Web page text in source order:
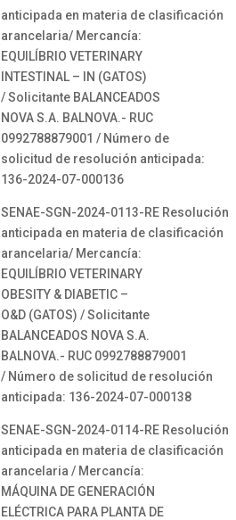
anticipada en materia de clasificación
arancelaria/ Mercancía:
EQUILÍBRIO VETERINARY
INTESTINAL – IN (GATOS)
/ Solicitante BALANCEADOS
NOVA S.A. BALNOVA.- RUC
0992788879001 / Número de
solicitud de resolución anticipada:
136-2024-07-000136
SENAE-SGN-2024-0113-RE Resolución
anticipada en materia de clasificación
arancelaria/ Mercancía:
EQUILÍBRIO VETERINARY
OBESITY & DIABETIC –
O&D (GATOS) / Solicitante
BALANCEADOS NOVA S.A.
BALNOVA.- RUC 0992788879001
/ Número de solicitud de resolución
anticipada: 136-2024-07-000138
SENAE-SGN-2024-0114-RE Resolución
anticipada en materia de clasificación
arancelaria / Mercancía:
MÁQUINA DE GENERACIÓN
ELÉCTRICA PARA PLANTA DE